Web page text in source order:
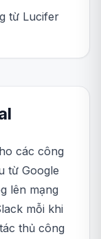
từ Lucifer
các công
từ Google
lên mạng
mỗi khi
thủ công